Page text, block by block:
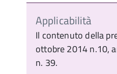
Applicabilità
Il contenuto della
ottobre 2014 n.10,
n. 39.